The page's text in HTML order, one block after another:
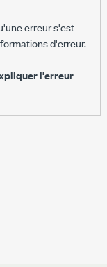
erreur s'est
d'erreur.
l'erreur